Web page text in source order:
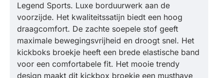
Legend Sports. Luxe borduurwerk aan de
voorzijde. Het kwaliteitssatijn biedt een hoog
draagcomfort. De zachte soepele stof geeft
maximale bewegingsvrijheid en droogt snel. Het
kickboks broekje heeft een brede elastische band
voor een comfortabele fit. Het mooie trendy
design maakt dit kickbox broekje een musthave